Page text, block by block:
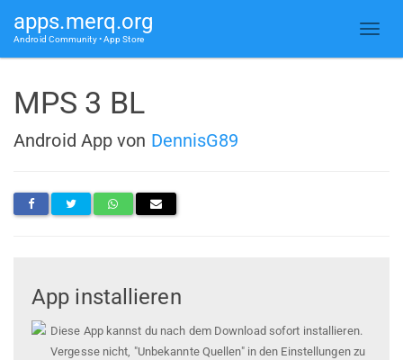
apps.merq.org
Android Community • App Store
MPS 3 BL
Android App von DennisG89
App installieren
Diese App kannst du nach dem Download sofort installieren.
Vergesse nicht, "Unbekannte Quellen" in den Einstellungen zu